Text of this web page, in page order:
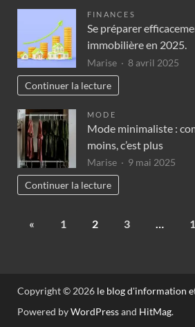
FINANCES
Se préparer
immobilière en 2025.
Marise
8 avril 2025
Continuer la lecture
MODE
Mode minimaliste :
moins, c’est plus
Marise
9 mai 2025
Continuer la lecture
« 1 2 3 …
Copyright © 2026 le blog d'information
Powered byWordPressand HitMag.